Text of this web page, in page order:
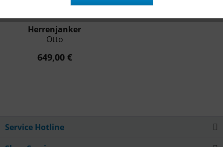
Herrenjanker
Otto
649,00 €
Service Hotline